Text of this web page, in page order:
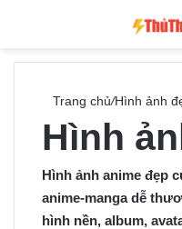
Trang chủ/Hình ảnh
Hình
Hình ảnh anime đẹp
anime-manga dễ
hình nền, album,